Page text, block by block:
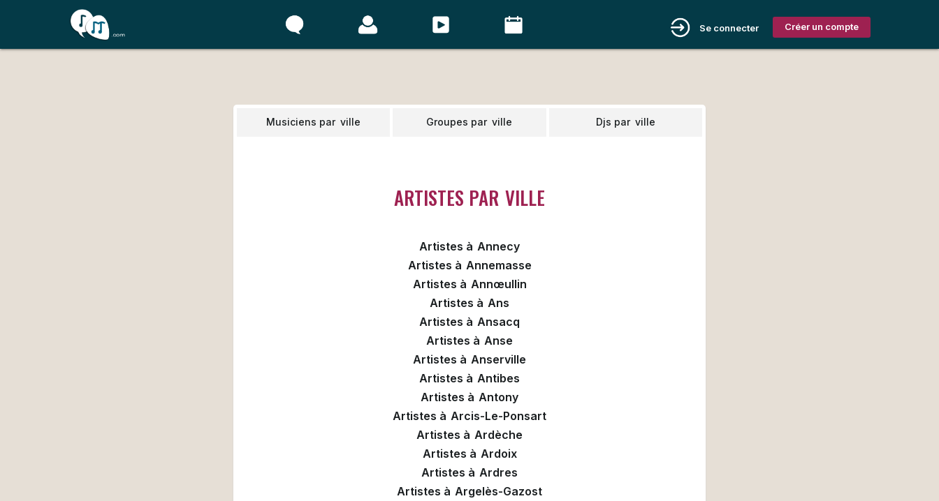
Créer un compte
Se connecter
Musiciens par ville Groupes par ville Djs par ville
ARTISTES PAR VILLE
Artistes à Annecy
Artistes à Annemasse
Artistes à Annœullin
Artistes à Ans
Artistes à Ansacq
Artistes à Anse
Artistes à Anserville
Artistes à Antibes
Artistes à Antony
Artistes à Arcis-Le-Ponsart
Artistes à Ardèche
Artistes à Ardoix
Artistes à Ardres
Artistes à Argelès-Gazost